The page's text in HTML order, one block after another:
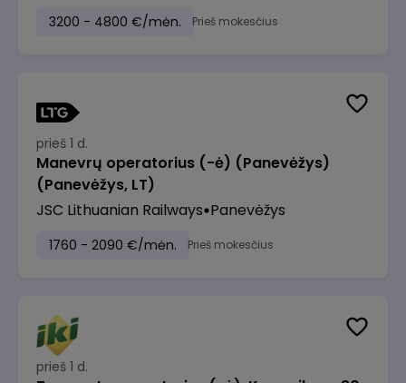
3200 - 4800 €/mėn. Prieš mokesčius
prieš 1 d.
Manevrų operatorius (-ė) (Panevėžys)
(Panevėžys, LT)
JSC Lithuanian Railways Panevėžys
1760 - 2090 €/mėn. Prieš mokesčius
prieš 1 d.